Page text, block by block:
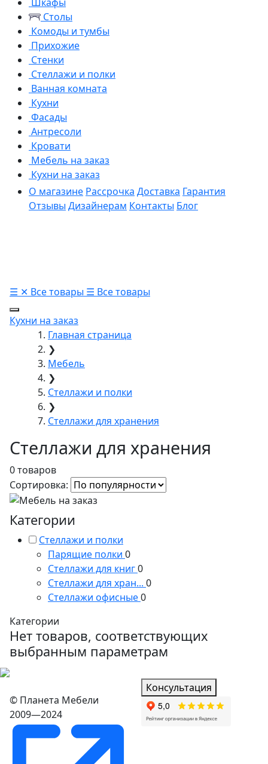
Столы
Комоды и тумбы
Прихожие
Стенки
Стеллажи и полки
Ванная комната
Кухни
Фасады
Антресоли
Кровати
Мебель на заказ
Кухни на заказ
О магазине Рассрочка Доставка Гарантия
Отзывы Дизайнерам Контакты Блог
☰ ✕ Все товары ☰ Все товары
Кухни на заказ
Главная страница
❯
Мебель
❯
Стеллажи и полки
❯
Стеллажи для хранения
Стеллажи для хранения
0 товаров
Сортировка:
Категории
Стеллажи и полки
Парящие полки 0
Стеллажи для книг0
Стеллажи для хран... 0
Стеллажи офисные0
Категории
Нет товаров, соответствующих
выбранным параметрам
© Планета Мебели
2009—2024
Консультация